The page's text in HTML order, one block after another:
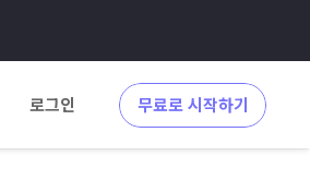
로그인 무료로 시작하기